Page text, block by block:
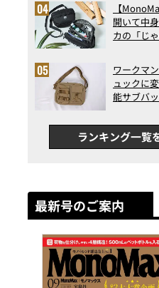
アの実力
【
開いて中
カの「じ
った！
ワークマ
ュックに
能サブバ
録…ほか【
記事ラン
（2026年
ランキング一覧
最新号のご案内